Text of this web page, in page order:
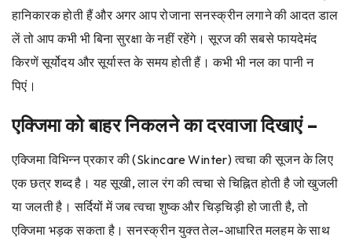
हानिकारक होती हैं और अगर आप रोजाना सनस्क्रीन लगाने की आदत डाल
लें तो आप कभी भी बिना सुरक्षा के नहीं रहेंगे। सूरज की सबसे फायदेमंद
किरणें सूर्योदय और सूर्यास्त के समय होती हैं। कभी भी नल का पानी न
पिएं।
एक्जिमा को बाहर निकलने का दरवाजा दिखाएं –
एक्जिमा विभिन्न प्रकार की (Skincare Winter) त्वचा की सूजन के लिए
एक छत्र शब्द है। यह सूखी, लाल रंग की त्वचा से चिह्नित होती है जो खुजली
या जलती है। सर्दियों में जब त्वचा शुष्क और चिड़चिड़ी हो जाती है, तो
एक्जिमा भड़क सकता है। सनस्क्रीन युक्त तेल-आधारित मलहम के साथ